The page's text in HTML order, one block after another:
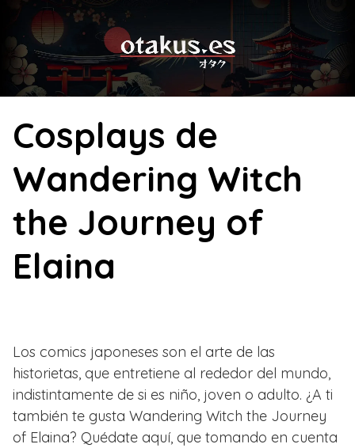
content
Cosplays de
Wandering Witch
the Journey of
Elaina
Los comics japoneses son el arte de las
historietas, que entretiene al rededor del mundo,
indistintamente de si es niño, joven o adulto. ¿A ti
también te gusta Wandering Witch the Journey
of Elaina? Quédate aquí, que tomando en cuenta